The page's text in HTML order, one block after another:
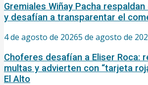
Gremiales Wiñay Pacha
y desafían a transparentar el
4 de agosto de 20265 de agosto de
Choferes desafían a Eliser Roca:
multas y advierten con “tarjeta
El Alto